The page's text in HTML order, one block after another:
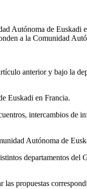
Autónoma de Euskadi
a la Comunidad
anterior y bajo la
Euskadi en Francia.
intercambios de
Autónoma de
departamentos
propuestas